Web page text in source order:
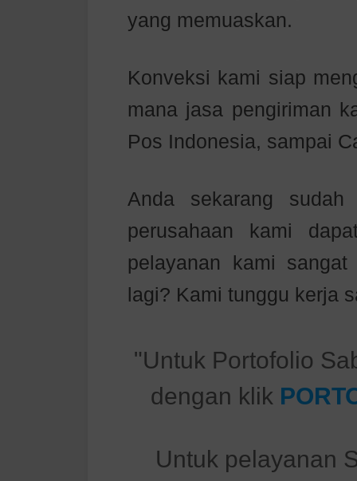
yang memuaskan.
Konveksi kami siap
mana jasa pengiriman
Pos Indonesia, sampai
Anda sekarang sudah
perusahaan kami
pelayanan kami
lagi? Kami tunggu kerja
"Untuk Portofolio
dengan klik
Untuk pelayanan